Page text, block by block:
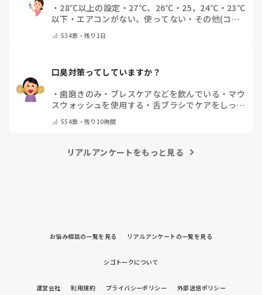
・ 28℃以上の設定 ・ 27℃、26℃ ・ 25，24℃ ・ 23℃
以下 ・ エアコンがない、使ってない ・ その他(コメ
534票・残り1日
口臭対策ってしていますか？
・歯磨きのみ ・ ブレスケアなどを飲んでいる ・ マウ
スウォッシュを使用する ・ 舌ブラシでケアをしっか
いない・その他（コメントで教えてください）
554票・残り10時間
リアルアンケートをもっと見る
お悩み相談の一覧を見る リアルアンケートの一覧を見る
シゴトークについて
運営会社 利用規約 プライバシーポリシー 外部送信ポリシー